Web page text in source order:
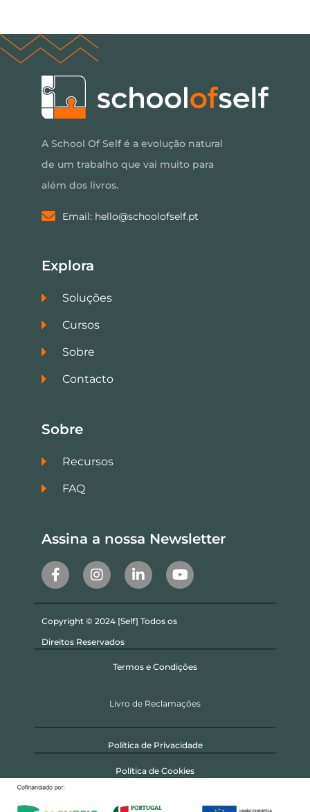
A School Of Self é a evolução natural
de um trabalho que vai muito para
além dos livros.
Email: hello@schoolofself.pt
Explora
Soluções
Cursos
Sobre
Contacto
Sobre
Recursos
FAQ
Assina a nossa Newsletter
Copyright © 2024 [Self] Todos os
Direitos Reservados
Termos e Condições
Livro de Reclamações
Política de Privacidade
Política de Cookies